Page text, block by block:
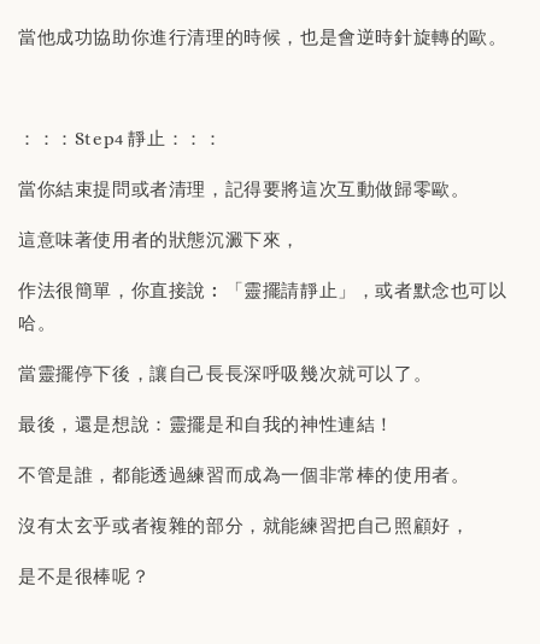
當他成功協助你進行清理的時候，也是會逆時針旋轉的歐。
：：：Step4 靜止：：：
當你結束提問或者清理，記得要將這次互動做歸零歐。
這意味著使用者的狀態沉澱下來，
作法很簡單，你直接說︰「靈擺請靜止」，或者默念也可以
哈。
當靈擺停下後，讓自己長長深呼吸幾次就可以了。
最後，還是想說：靈擺是和自我的神性連結！
不管是誰，都能透過練習而成為一個非常棒的使用者。
沒有太玄乎或者複雜的部分，就能練習把自己照顧好，
是不是很棒呢？